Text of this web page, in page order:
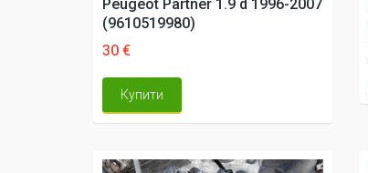
Peugeot Partner 1.9 d 1996-2007
(9610519980)
30 €
Купити